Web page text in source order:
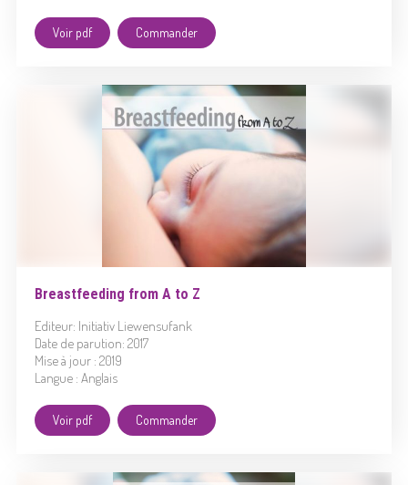
Voir pdf Commander
Breastfeeding from A to Z
Editeur: Initiativ Liewensufank
Date de parution: 2017
Mise à jour : 2019
Langue : Anglais
Voir pdf Commander